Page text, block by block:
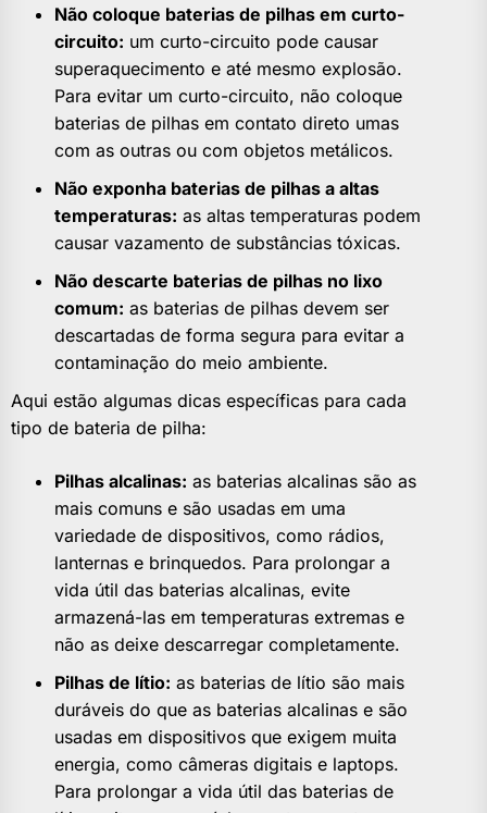
Não coloque baterias de pilhas em curto-
circuito: um curto-circuito pode causar
superaquecimento e até mesmo explosão.
Para evitar um curto-circuito, não coloque
baterias de pilhas em contato direto umas
com as outras ou com objetos metálicos.
Não exponha baterias de pilhas a altas
temperaturas: as altas temperaturas podem
causar vazamento de substâncias tóxicas.
Não descarte baterias de pilhas no lixo
comum: as baterias de pilhas devem ser
descartadas de forma segura para evitar a
contaminação do meio ambiente.
Aqui estão algumas dicas específicas para cada
tipo de bateria de pilha:
Pilhas alcalinas: as baterias alcalinas são as
mais comuns e são usadas em uma
variedade de dispositivos, como rádios,
lanternas e brinquedos. Para prolongar a
vida útil das baterias alcalinas, evite
armazená-las em temperaturas extremas e
não as deixe descarregar completamente.
Pilhas de lítio: as baterias de lítio são mais
duráveis ​​do que as baterias alcalinas e são
usadas em dispositivos que exigem muita
energia, como câmeras digitais e laptops.
Para prolongar a vida útil das baterias de